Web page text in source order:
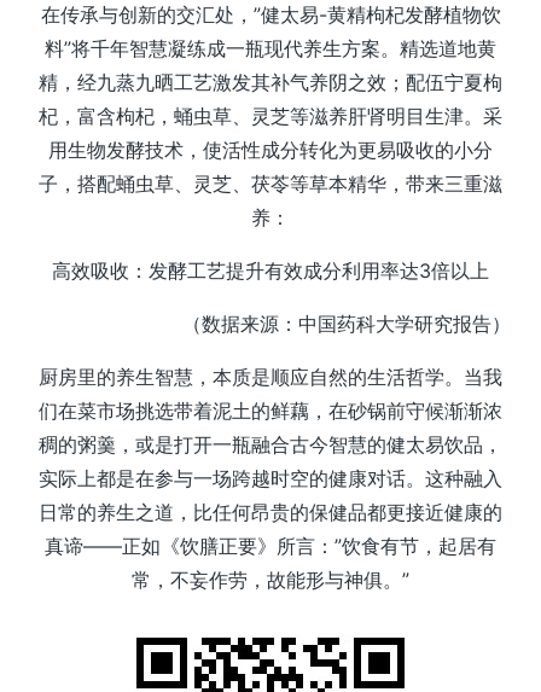
在传承与创新的交汇处，”健太易-黄精枸杞发酵植物饮
料”将千年智慧凝练成一瓶现代养生方案。精选道地黄
精，经九蒸九晒工艺激发其补气养阴之效；配伍宁夏枸
杞，富含枸杞，蛹虫草、灵芝等滋养肝肾明目生津。采
用生物发酵技术，使活性成分转化为更易吸收的小分
子，搭配蛹虫草、灵芝、茯苓等草本精华，带来三重滋
养：
高效吸收：发酵工艺提升有效成分利用率达3倍以上
（数据来源：中国药科大学研究报告）
厨房里的养生智慧，本质是顺应自然的生活哲学。当我
们在菜市场挑选带着泥土的鲜藕，在砂锅前守候渐渐浓
稠的粥羹，或是打开一瓶融合古今智慧的健太易饮品，
实际上都是在参与一场跨越时空的健康对话。这种融入
日常的养生之道，比任何昂贵的保健品都更接近健康的
真谛——正如《饮膳正要》所言：”饮食有节，起居有
常，不妄作劳，故能形与神俱。”